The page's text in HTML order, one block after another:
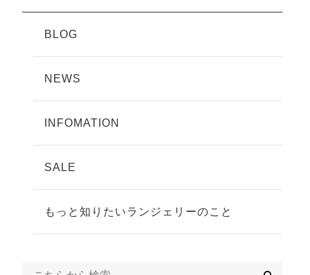
BLOG
NEWS
INFOMATION
SALE
もっと知りたいランジェリーのこと